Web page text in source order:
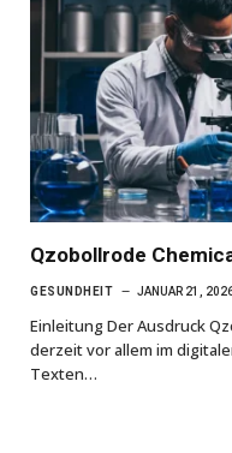
Qzobollrode
GESUNDHEIT JANUAR 21,
Einleitung Der Ausdruck
derzeit vor allem im
Texten…